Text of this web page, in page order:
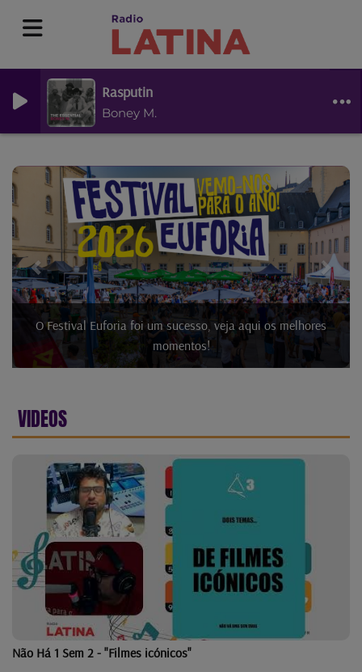
Rasputin
Boney M.
A TMUC pela Radio Latina!
VIDEOS
Não Há 1 Sem 2 - "Filmes icónicos"